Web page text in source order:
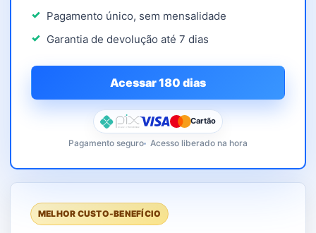
Pagamento único, sem mensalidade
Garantia de devolução até 7 dias
Acessar 180 dias
Cartão
Pagamento seguro Acesso liberado na hora
MELHOR CUSTO-BENEFÍCIO